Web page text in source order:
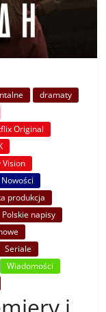
dramaty
Original
Vision
Nowości
produkcja
Polskie napisy
Seriale
Wiadomości